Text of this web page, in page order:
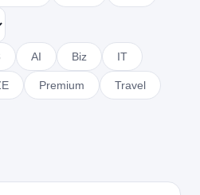
AI Biz IT
Premium Travel